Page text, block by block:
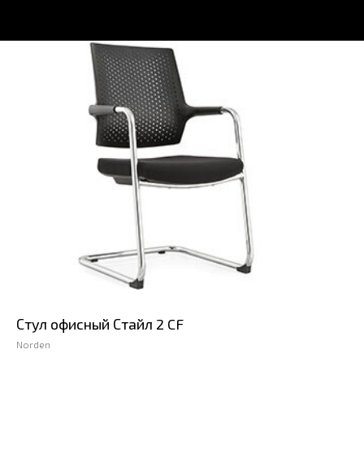
Стул офисный Стайл 2 CF
Norden